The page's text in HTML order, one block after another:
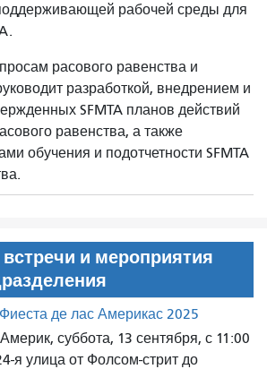
рабочей среды для
расового равенства и
разработкой, внедрением и
SFMTA планов действий
равенства, а также
обучения и подотчетности SFMTA
и мероприятия
де лас Америкас 2025
суббота, 13 сентября, с 11:00
я улица от Фолсом-стрит до